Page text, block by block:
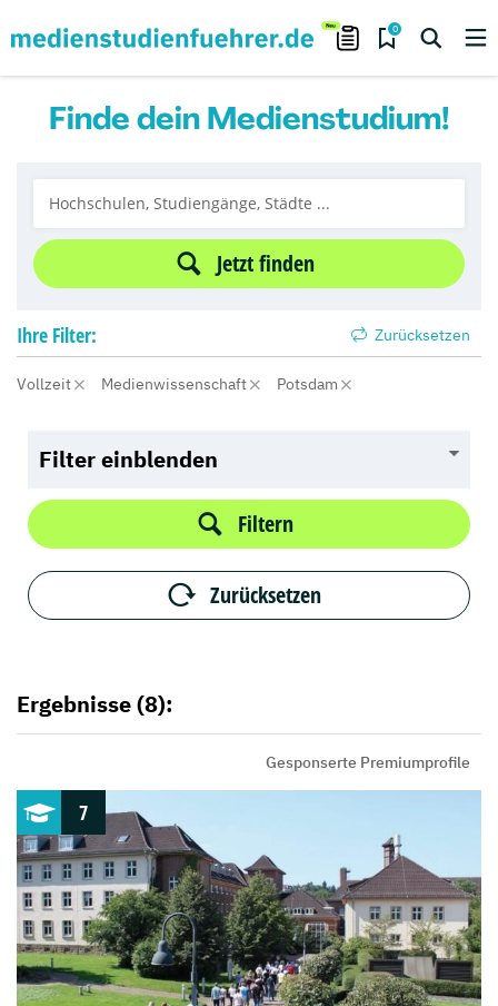
0
Finde dein Medienstudium!
Jetzt finden
Ihre Filter: Zurücksetzen
Vollzeit Medienwissenschaft Potsdam
Filter einblenden
Filtern
Zurücksetzen
Ergebnisse (8):
Gesponserte Premiumprofile
7